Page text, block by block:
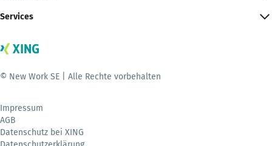
Services
© New Work SE | Alle Rechte vorbehalten
Impressum
AGB
Datenschutz bei XING